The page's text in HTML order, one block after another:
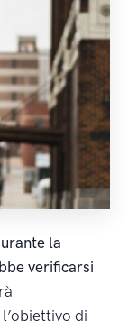
la
verificarsi
di